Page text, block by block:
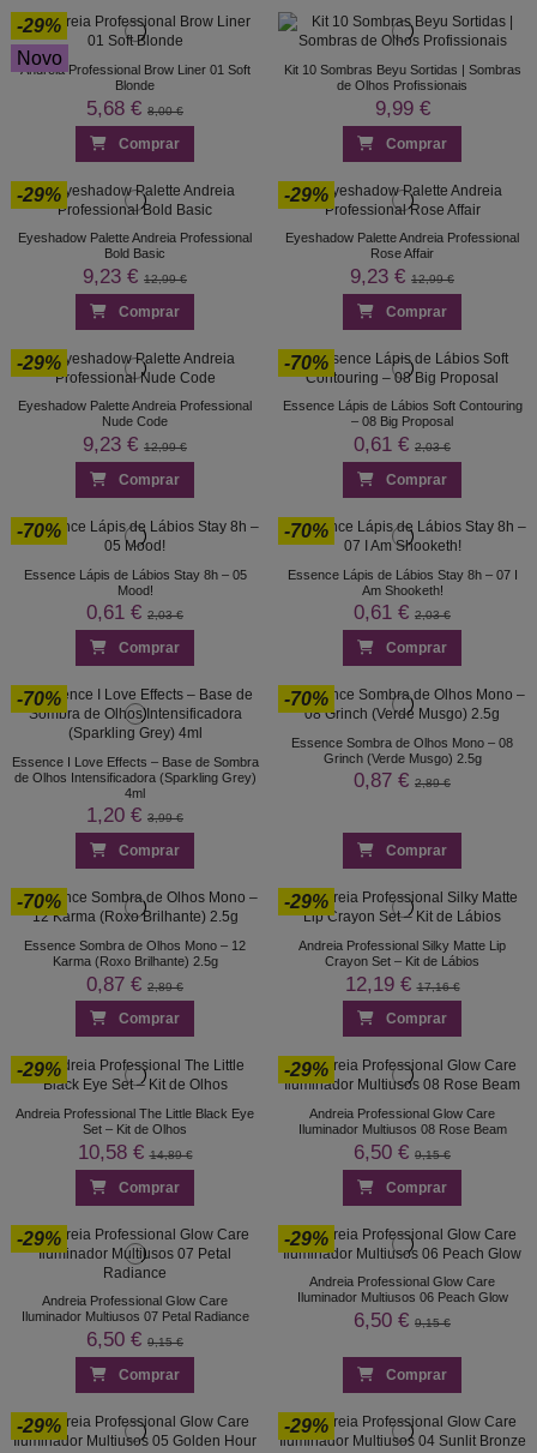
-29%
Novo
Andreia Professional Brow Liner 01 Soft
Blonde
5,68 € 8,00 €
Comprar
Kit 10 Sombras Beyu Sortidas | Sombras
de Olhos Profissionais
9,99 €
Comprar
-29%
Eyeshadow Palette Andreia Professional
Bold Basic
9,23 € 12,99 €
Comprar
-29%
Eyeshadow Palette Andreia Professional
Rose Affair
9,23 € 12,99 €
Comprar
-29%
Eyeshadow Palette Andreia Professional
Nude Code
9,23 € 12,99 €
Comprar
-70%
Essence Lápis de Lábios Soft Contouring
– 08 Big Proposal
0,61 € 2,03 €
Comprar
-70%
Essence Lápis de Lábios Stay 8h – 05
Mood!
0,61 € 2,03 €
Comprar
-70%
Essence Lápis de Lábios Stay 8h – 07 I
Am Shooketh!
0,61 € 2,03 €
Comprar
-70%
Essence I Love Effects – Base de Sombra
de Olhos Intensificadora (Sparkling Grey)
4ml
1,20 € 3,99 €
Comprar
-70%
Essence Sombra de Olhos Mono – 08
Grinch (Verde Musgo) 2.5g
0,87 € 2,89 €
Comprar
-70%
Essence Sombra de Olhos Mono – 12
Karma (Roxo Brilhante) 2.5g
0,87 € 2,89 €
Comprar
-29%
Andreia Professional Silky Matte Lip
Crayon Set – Kit de Lábios
12,19 €17,16 €
Comprar
-29%
Andreia Professional The Little Black Eye
Set – Kit de Olhos
10,58 €14,89 €
Comprar
-29%
Andreia Professional Glow Care
Iluminador Multiusos 08 Rose Beam
6,50 € 9,15 €
Comprar
-29%
Andreia Professional Glow Care
Iluminador Multiusos 07 Petal Radiance
6,50 € 9,15 €
Comprar
-29%
Andreia Professional Glow Care
Iluminador Multiusos 06 Peach Glow
6,50 € 9,15 €
Comprar
-29% -29%